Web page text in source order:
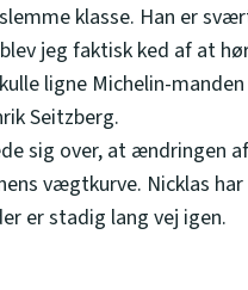
klasse. Han er
jeg faktisk ked af at
ligne Michelin-
Seitzberg.
sig over, at ændringen
vægtkurve. Nicklas
er stadig lang vej igen.